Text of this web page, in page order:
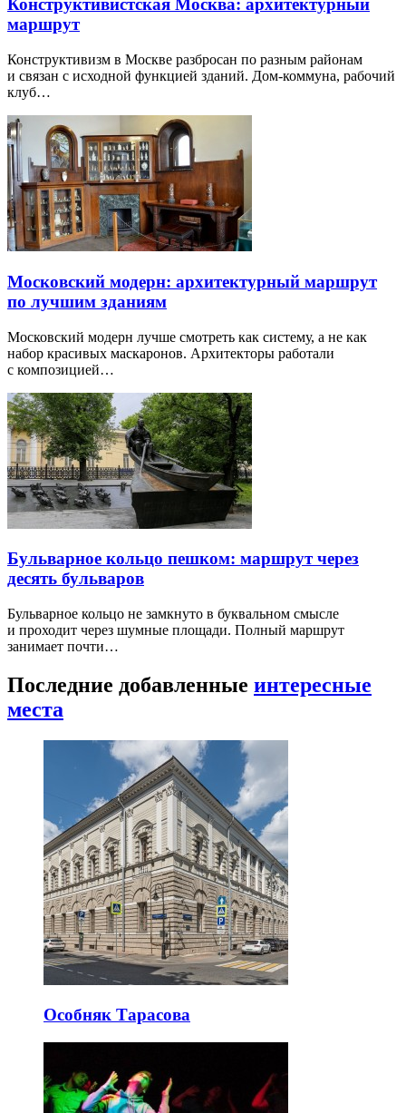
Конструктивистская Москва: архитектурный
маршрут
Конструктивизм в Москве разбросан по разным районам
и связан с исходной функцией зданий. Дом-коммуна, рабочий
клуб…
Московский модерн: архитектурный маршрут
по лучшим зданиям
Московский модерн лучше смотреть как систему, а не как
набор красивых маскаронов. Архитекторы работали
с композицией…
Бульварное кольцо пешком: маршрут через
десять бульваров
Бульварное кольцо не замкнуто в буквальном смысле
и проходит через шумные площади. Полный маршрут
занимает почти…
Последние добавленные интересные
места
Особняк Тарасова